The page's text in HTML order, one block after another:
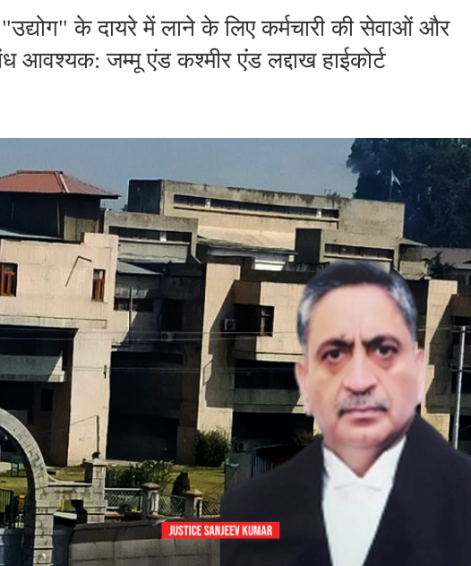
के दायरे में लाने के लिए कर्मचारी की सेवाओं और
जम्मू एंड कश्मीर एंंड लद्दाख हाईकोर्ट